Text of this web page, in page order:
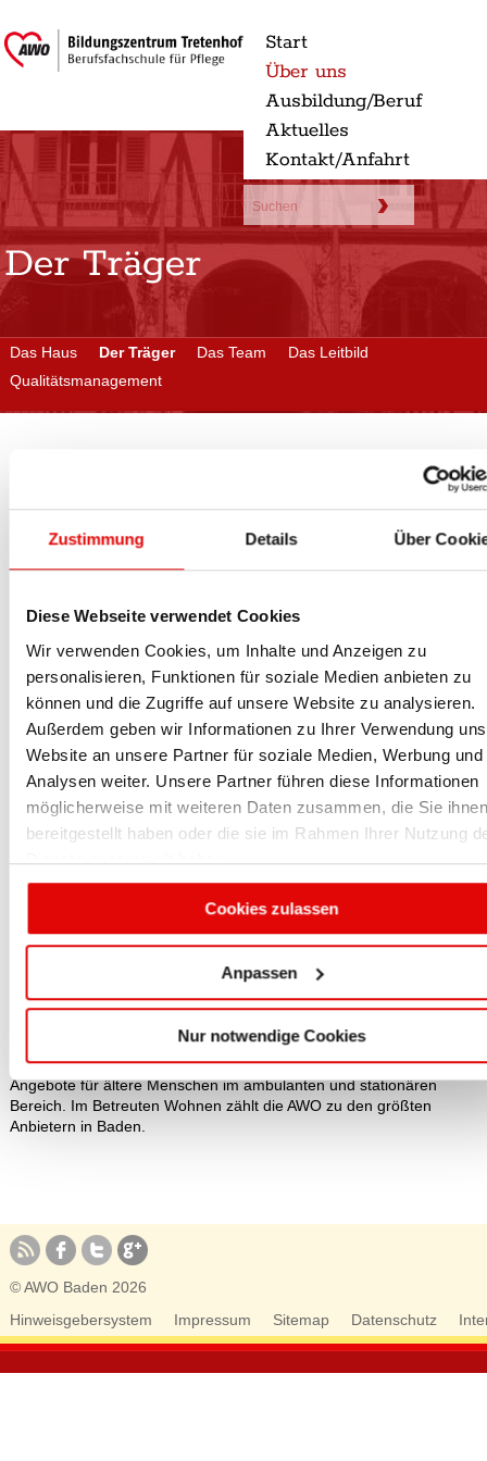
Zustimmung Details Über
Diese Webseite verwendet Cookies
Wir verwenden Cookies, um Inhalte und Anzeigen zu
personalisieren, Funktionen für soziale Medien anbieten zu
können und die Zugriffe auf unsere Website zu analysieren.
Außerdem geben wir Informationen zu Ihrer Verwendung
Website an unsere Partner für soziale Medien, Werbung und
Analysen weiter. Unsere Partner führen diese Informationen
möglicherweise mit weiteren Daten zusammen, die Sie ihnen
bereitgestellt haben oder die sie im Rahmen Ihrer Nutzung
Dienste gesammelt haben.
Cookies zulassen
Anpassen
Nur notwendige Cookies
Der Träger
Start
Über uns
Ausbildung/Beruf
Aktuelles
Kontakt/Anfahrt
Das Haus Der Träger Das Team
Das Leitbild
Qualitätsmanagement
Die Geschäftsstelle des AWO Bezirksverband Baden
Unser Träger – die AWO
Die AWO ist ein unabhängiger und bundesweit aktiver
Sozialverband und einer der sechs Spitzenverbände der Freien
Wohlfahrtspflege. Der AWO Bezirksverband Baden e.V. ist einer der
großen Träger sozialer Arbeit.
Die AWO in Baden
Sitz in Karlsruhe ist die Dachorganisation von 18 AWO-
Kreisverbänden und ca. 160 Ortsvereinen in Baden. Dabei agieren
wir sowohl als sozialpolitischer Mitgliederverband als auch als
und ca. 2.500 hauptamtliche Mitarbeiterinnen und Mitarbeiter der
AWO Baden engagieren sich in den verschiedensten sozialen
Angeboten für Arbeitslose und Menschen mit
Migrationshintergrund. Schwerpunkte unserer Arbeit bilden jedoch
Angebote für ältere Menschen im ambulanten und stationären
Bereich. Im Betreuten Wohnen zählt die AWO zu den größten
Anbietern in Baden.
© AWO Baden 2026
Hinweisgebersystem
Impressum Sitemap Datenschutz